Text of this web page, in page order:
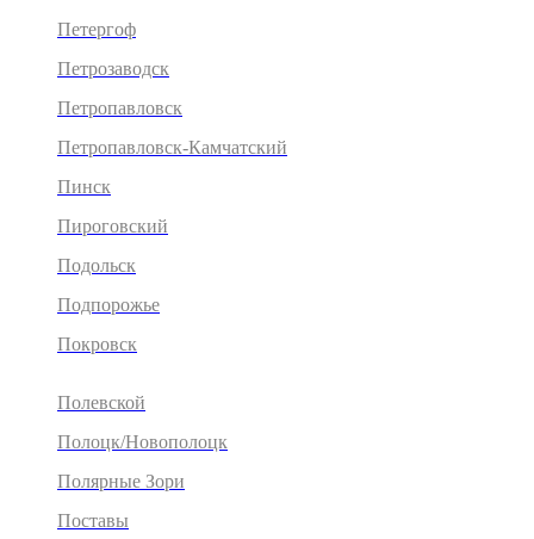
Петергоф
Петрозаводск
Петропавловск
Петропавловск-Камчатский
Пинск
Пироговский
Подольск
Подпорожье
Покровск
Полевской
Полоцк/Новополоцк
Полярные Зори
Поставы